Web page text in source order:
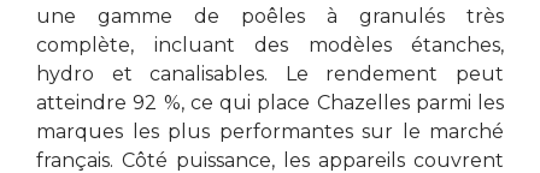
une gamme de poêles à granulés très
complète, incluant des modèles étanches,
hydro et canalisables. Le rendement peut
atteindre 92 %, ce qui place Chazelles parmi les
marques les plus performantes sur le marché
français. Côté puissance, les appareils couvrent